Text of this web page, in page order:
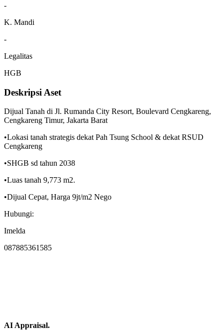
-
K. Mandi
-
Legalitas
HGB
Deskripsi Aset
Dijual Tanah di Jl. Rumanda City Resort, Boulevard Cengkareng,
Cengkareng Timur, Jakarta Barat
•Lokasi tanah strategis dekat Pah Tsung School & dekat RSUD
Cengkareng
•SHGB sd tahun 2038
•Luas tanah 9,773 m2.
•Dijual Cepat, Harga 9jt/m2 Nego
Hubungi:
Imelda
087885361585
AI Appraisal.